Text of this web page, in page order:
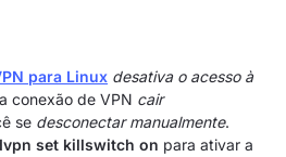
para Linux desativa o acesso à
conexão de VPN cair
se desconectar manualmente.
set killswitch on para ativar a